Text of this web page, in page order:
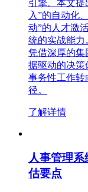
引擎。本文提
入”的自动化
动”的人才激
统的实战能力
凭借深厚的集
据驱动的决策
事务性工作转
径。
了解详情
人事管理
估要点